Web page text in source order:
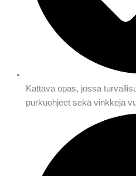
Kattava opas, jossa
purkuohjeet sekä vinkkejä